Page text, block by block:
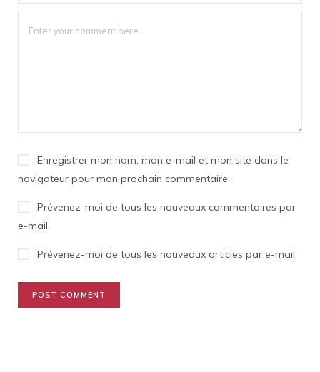
Enregistrer mon nom, mon e-mail et mon site dans le
navigateur pour mon prochain commentaire.
Prévenez-moi de tous les nouveaux commentaires par
e-mail.
Prévenez-moi de tous les nouveaux articles par e-mail.